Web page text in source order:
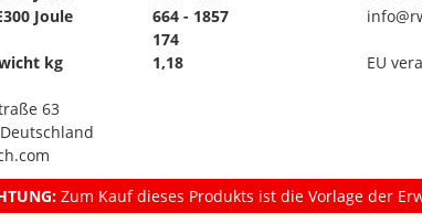
Joule
664 - 1857
174
kg
1,18
EU
63
Zum Kauf dieses Produkts ist die Vorlage der